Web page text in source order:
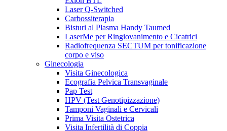
Laser Q-Switched
Carbossiterapia
Bisturi al Plasma Handy Taumed
LaserMe per Ringiovanimento e Cicatrici
Radiofrequenza SECTUM per tonificazione
corpo e viso
Ginecologia
Visita Ginecologica
Ecografia Pelvica Transvaginale
Pap Test
HPV (Test Genotipizzazione)
Tamponi Vaginali e Cervicali
Prima Visita Ostetrica
Visita Infertilità di Coppia